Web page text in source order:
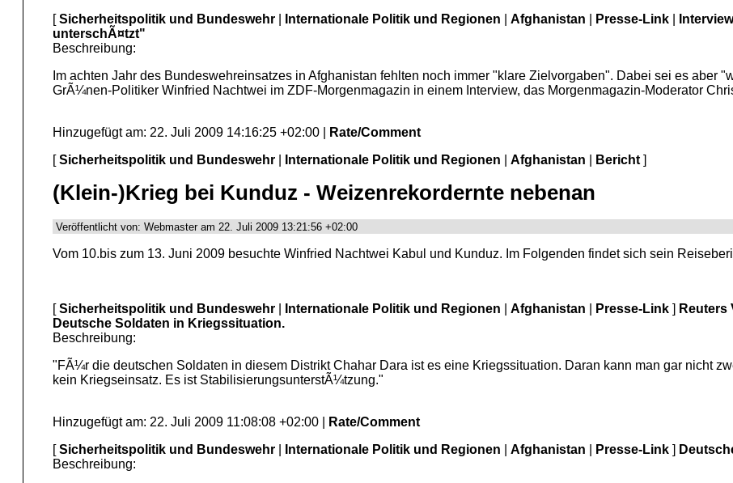
[Sicherheitspolitik und Bundeswehr Internationale Politik und Regionen Afghanistan Presse-Link Interview
unterschÃ¤tzt"
Beschreibung:
Im achten Jahr des Bundeswehreinsatzes in Afghanistan fehlten noch immer "klare Zielvorgaben". Dabei sei es aber
GrÃ¼nen-Politiker Winfried Nachtwei im ZDF-Morgenmagazin in einem Interview, das Morgenmagazin-Moderator
Hinzugefügt am: 22. Juli 2009 14:16:25 +02:00 |
Rate/Comment
[Sicherheitspolitik und Bundeswehr Internationale Politik und Regionen Afghanistan Bericht ]
(Klein-)Krieg bei Kunduz - Weizenrekordernte nebenan
Veröffentlicht von: Webmaster am 22. Juli 2009 13:21:56 +02:00
Vom 10.bis zum 13. Juni 2009 besuchte Winfried Nachtwei Kabul und Kunduz. Im Folgenden findet sich sein
[Sicherheitspolitik und Bundeswehr Internationale Politik und Regionen Afghanistan Presse-Link ] Reuters
Deutsche Soldaten in Kriegssituation.
Beschreibung:
"FÃ¼r die deutschen Soldaten in diesem Distrikt Chahar Dara ist es eine Kriegssituation. Daran kann man gar nicht
kein Kriegseinsatz. Es ist StabilisierungsunterstÃ¼tzung."
Hinzugefügt am: 22. Juli 2009 11:08:08 +02:00 |
Rate/Comment
[Sicherheitspolitik und Bundeswehr Internationale Politik und Regionen Afghanistan Presse-Link ]
Beschreibung: